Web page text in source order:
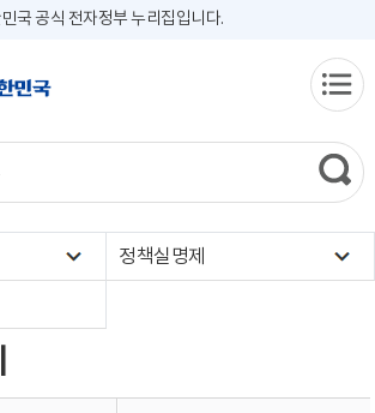
국 공식 전자정부 누리집입니다.
정책실명제